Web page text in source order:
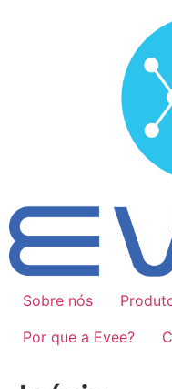
Sobre nós
Por que a Evee?